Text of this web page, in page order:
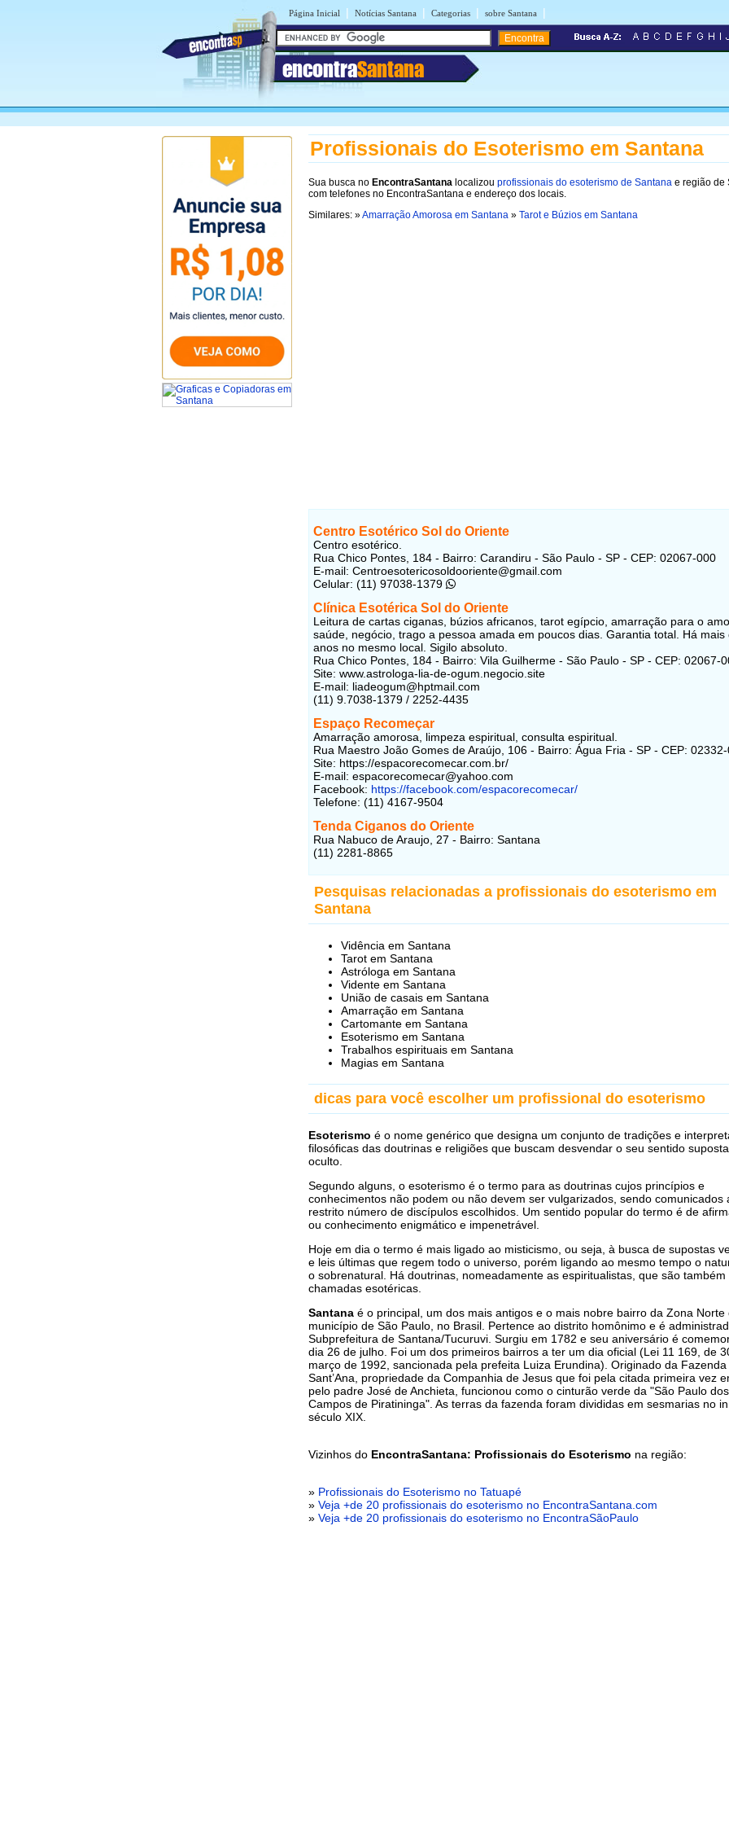
Página Inicial | Notícias Santana | Categorias | sobre Santana |
encontraSantana
Profissionais do Esoterismo em Santana
Sua busca no EncontraSantana localizou profissionais do esoterismo de Santana e região de
com telefones no EncontraSantana e endereço dos locais.
Similares: »Amarração Amorosa em Santana » Tarot e Búzios em Santana
Centro Esotérico Sol do Oriente
Centro esotérico.
Rua Chico Pontes, 184 - Bairro: Carandiru - São Paulo - SP - CEP: 02067-000
E-mail: Centroesotericosoldooriente@gmail.com
Celular: (11) 97038-1379
Clínica Esotérica Sol do Oriente
Leitura de cartas ciganas, búzios africanos, tarot egípcio, amarração para o
saúde, negócio, trago a pessoa amada em poucos dias. Garantia total. Há mais
anos no mesmo local. Sigilo absoluto.
Rua Chico Pontes, 184 - Bairro: Vila Guilherme - São Paulo - SP - CEP: 02067-
Site: www.astrologa-lia-de-ogum.negocio.site
E-mail: liadeogum@hptmail.com
(11) 9.7038-1379 / 2252-4435
Espaço Recomeçar
Amarração amorosa, limpeza espiritual, consulta espiritual.
Rua Maestro João Gomes de Araújo, 106 - Bairro: Água Fria - SP - CEP:
Site: https://espacorecomecar.com.br/
E-mail: espacorecomecar@yahoo.com
Facebook: https://facebook.com/espacorecomecar/
Telefone: (11) 4167-9504
Tenda Ciganos do Oriente
Rua Nabuco de Araujo, 27 - Bairro: Santana
(11) 2281-8865
Pesquisas relacionadas a profissionais do esoterismo em
Santana
Vidência em Santana
Tarot em Santana
Astróloga em Santana
Vidente em Santana
União de casais em Santana
Amarração em Santana
Cartomante em Santana
Esoterismo em Santana
Trabalhos espirituais em Santana
Magias em Santana
dicas para você escolher um profissional do esoterismo
Esoterismo é o nome genérico que designa um conjunto de tradições e
filosóficas das doutrinas e religiões que buscam desvendar o seu sentido
oculto.
Segundo alguns, o esoterismo é o termo para as doutrinas cujos princípios e
conhecimentos não podem ou não devem ser vulgarizados, sendo comunicados
restrito número de discípulos escolhidos. Um sentido popular do termo é de
ou conhecimento enigmático e impenetrável.
Hoje em dia o termo é mais ligado ao misticismo, ou seja, à busca de supostas
e leis últimas que regem todo o universo, porém ligando ao mesmo tempo o
o sobrenatural. Há doutrinas, nomeadamente as espiritualistas, que são também
chamadas esotéricas.
Santana é o principal, um dos mais antigos e o mais nobre bairro da Zona Norte
município de São Paulo, no Brasil. Pertence ao distrito homônimo e é
Subprefeitura de Santana/Tucuruvi. Surgiu em 1782 e seu aniversário é
dia 26 de julho. Foi um dos primeiros bairros a ter um dia oficial (Lei 11 169, de
março de 1992, sancionada pela prefeita Luiza Erundina). Originado da Fazenda
Sant’Ana, propriedade da Companhia de Jesus que foi pela citada primeira vez
pelo padre José de Anchieta, funcionou como o cinturão verde da "São Paulo dos
Campos de Piratininga". As terras da fazenda foram divididas em sesmarias no
século XIX.
Vizinhos do EncontraSantana: Profissionais do Esoterismo na região:
» Profissionais do Esoterismo no Tatuapé
» Veja +de 20 profissionais do esoterismo no EncontraSantana.com
» Veja +de 20 profissionais do esoterismo no EncontraSãoPaulo